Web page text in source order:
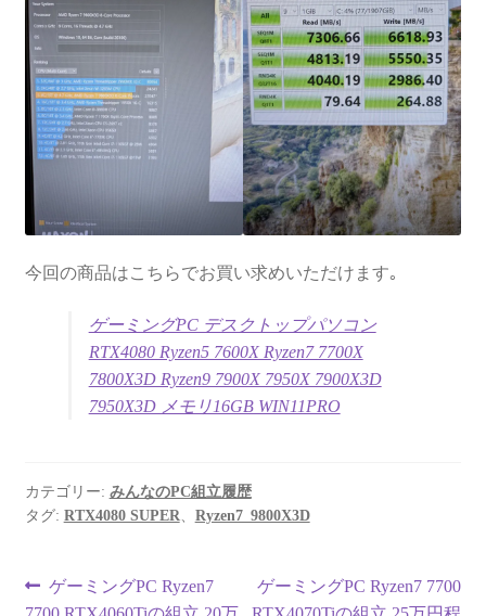
今回の商品はこちらでお買い求めいただけます｡
ゲーミングPC デスクトップパソコン
RTX4080 Ryzen5 7600X Ryzen7 7700X
7800X3D Ryzen9 7900X 7950X 7900X3D
7950X3D メモリ16GB WIN11PRO
カテゴリー: みんなのPC組立履歴
タグ: RTX4080 SUPER Ryzen7_9800X3D
投前
ゲーミングPC Ryzen7
次
ゲーミングPC Ryzen7 7700